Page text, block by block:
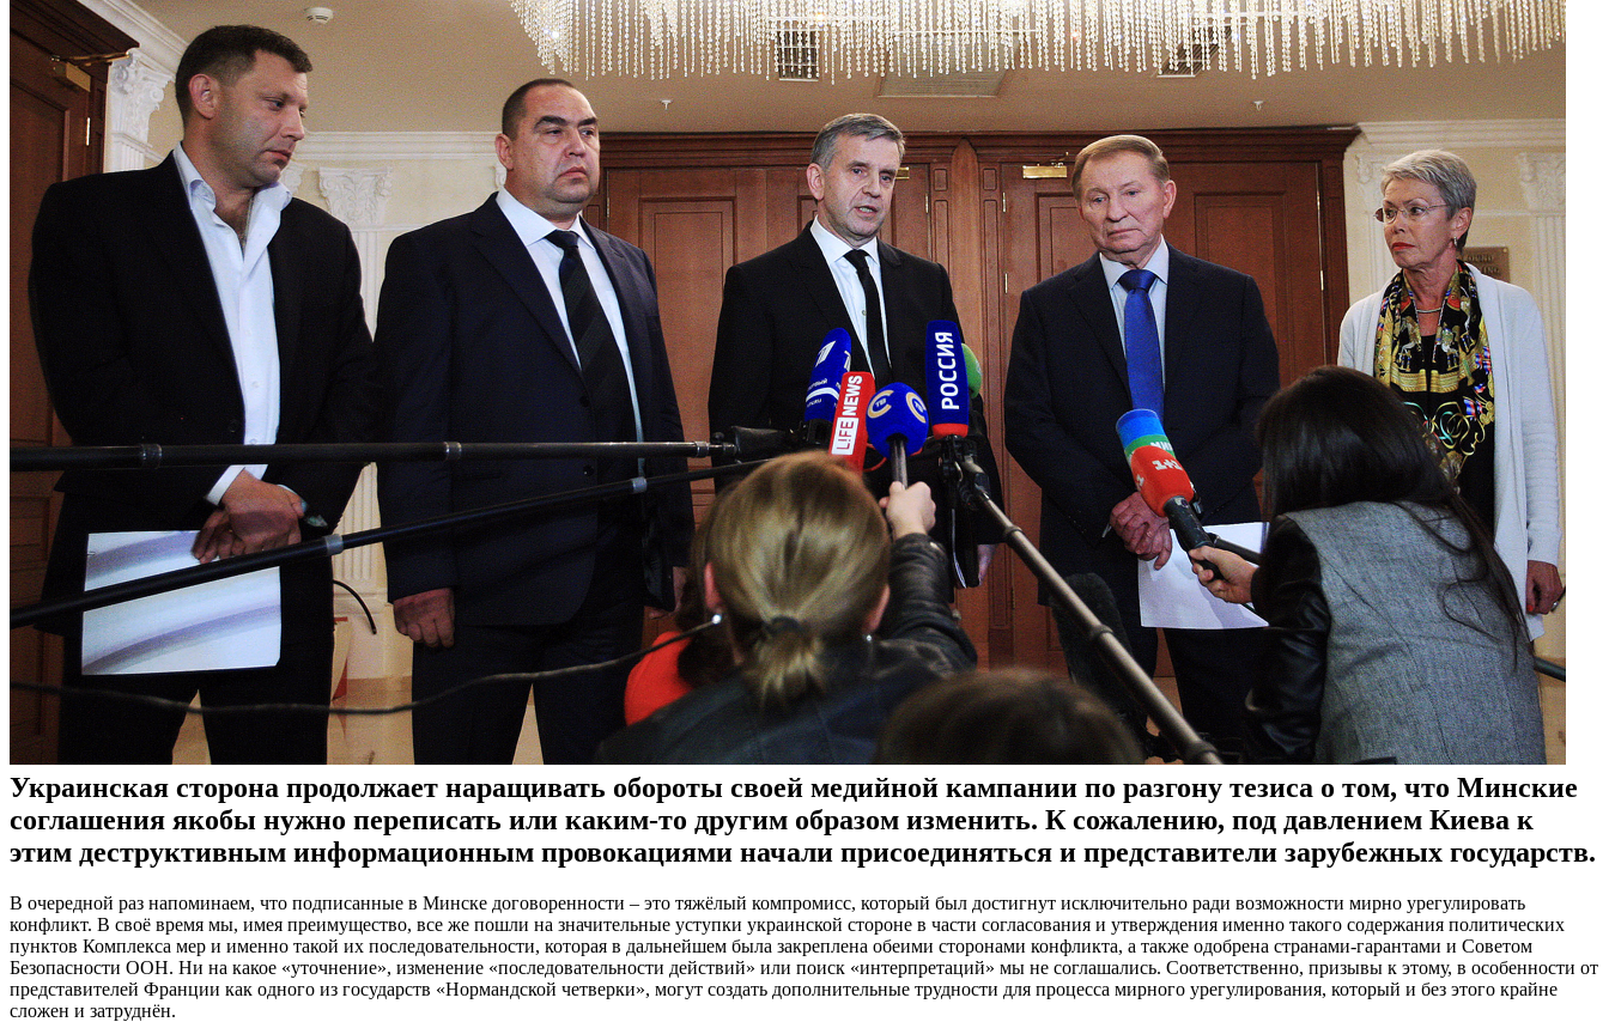
Украинская сторона продолжает наращивать обороты своей медийной кампании по разгону тезиса о том, что Минские
соглашения якобы нужно переписать или каким-то другим образом изменить. К сожалению, под давлением Киева к
этим деструктивным информационным провокациями начали присоединяться и представители зарубежных государств.
В очередной раз напоминаем, что подписанные в Минске договоренности – это тяжёлый компромисс, который был достигнут исключительно ради возможности мирно урегулировать
конфликт. В своё время мы, имея преимущество, все же пошли на значительные уступки украинской стороне в части согласования и утверждения именно такого содержания политических
пунктов Комплекса мер и именно такой их последовательности, которая в дальнейшем была закреплена обеими сторонами конфликта, а также одобрена странами-гарантами и Советом
Безопасности ООН. Ни на какое «уточнение», изменение «последовательности действий» или поиск «интерпретаций» мы не соглашались. Соответственно, призывы к этому, в особенности от
представителей Франции как одного из государств «Нормандской четверки», могут создать дополнительные трудности для процесса мирного урегулирования, который и без этого крайне
сложен и затруднён.